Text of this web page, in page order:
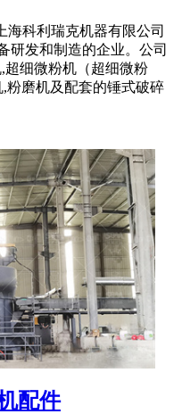
海科利瑞克机器有限公司
研发和制造的企业。公司
细微粉机（超细微粉
粉磨机及配套的锤式破碎
配件